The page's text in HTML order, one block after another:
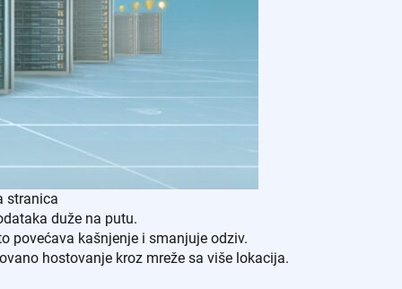
stranica
duže na putu.
povećava kašnjenje i smanjuje odziv.
hostovanje kroz mreže sa više lokacija.